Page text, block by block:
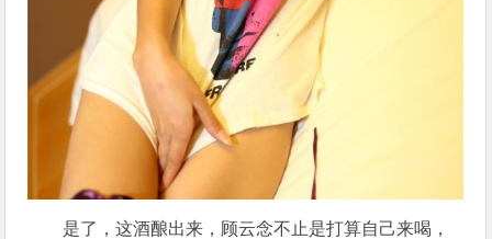
是了，这酒酿出来，顾云念不止是打算自己来喝，